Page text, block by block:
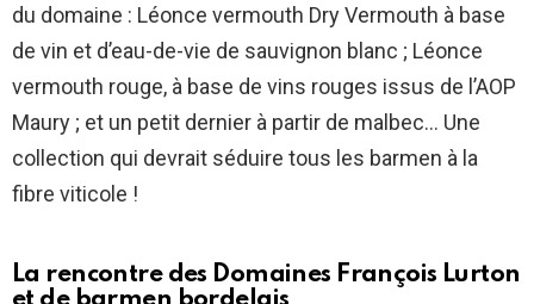
du domaine : Léonce vermouth Dry Vermouth à base
de vin et d’eau-de-vie de sauvignon blanc ; Léonce
vermouth rouge, à base de vins rouges issus de l’AOP
Maury ; et un petit dernier à partir de malbec… Une
collection qui devrait séduire tous les barmen à la
fibre viticole !
La rencontre des Domaines François Lurton